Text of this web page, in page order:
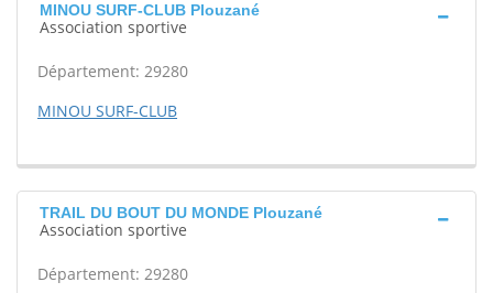
MINOU SURF-CLUB Plouzané
Association sportive
Département: 29280
MINOU SURF-CLUB
TRAIL DU BOUT DU MONDE Plouzané
Association sportive
Département: 29280